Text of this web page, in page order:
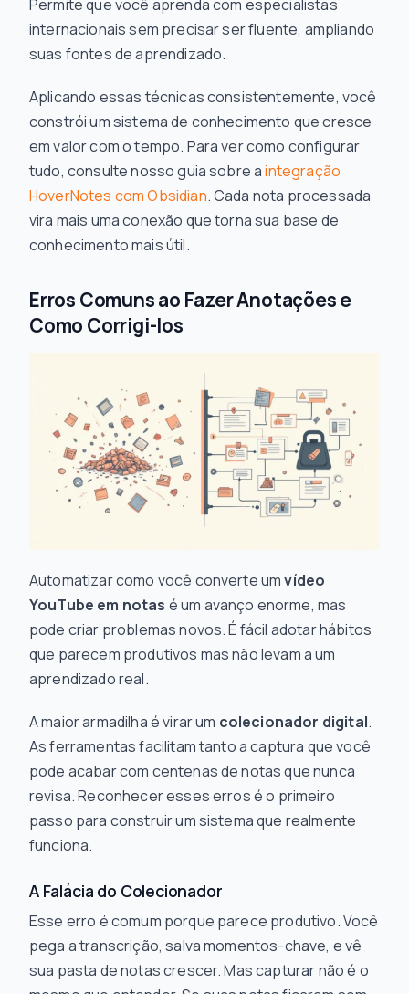
Permite que você aprenda com especialistas
internacionais sem precisar ser fluente, ampliando
suas fontes de aprendizado.
Aplicando essas técnicas consistentemente, você
constrói um sistema de conhecimento que cresce
em valor com o tempo. Para ver como configurar
tudo, consulte nosso guia sobre aintegração
HoverNotes com Obsidian. Cada nota processada
vira mais uma conexão que torna sua base de
conhecimento mais útil.
Erros Comuns ao Fazer Anotações e
Como Corrigi-los
Automatizar como você converte umvídeo
YouTube em notas é um avanço enorme, mas
pode criar problemas novos. É fácil adotar hábitos
que parecem produtivos mas não levam a um
aprendizado real.
A maior armadilha é virar um colecionador digital.
As ferramentas facilitam tanto a captura que você
pode acabar com centenas de notas que nunca
revisa. Reconhecer esses erros é o primeiro
passo para construir um sistema que realmente
funciona.
A Falácia do Colecionador
Esse erro é comum porque parece produtivo. Você
pega a transcrição, salva momentos-chave, e vê
sua pasta de notas crescer. Mas capturar não é o